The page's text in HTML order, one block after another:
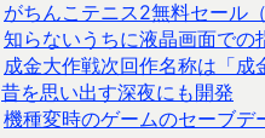
がちんこテニス2無料セール
知らないうちに液晶画面での
成金大作戦次回作名称は「成
昔を思い出す深夜にも開発
機種変時のゲームのセーブデ